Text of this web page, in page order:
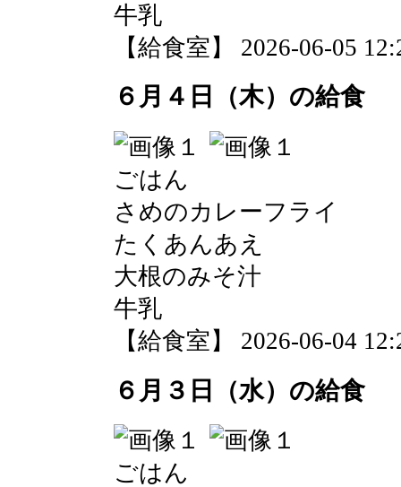
牛乳
【給食室】 2026-06-05
６月４日（木）の給食
ごはん
さめのカレーフライ
たくあんあえ
大根のみそ汁
牛乳
【給食室】 2026-06-04
６月３日（水）の給食
ごはん